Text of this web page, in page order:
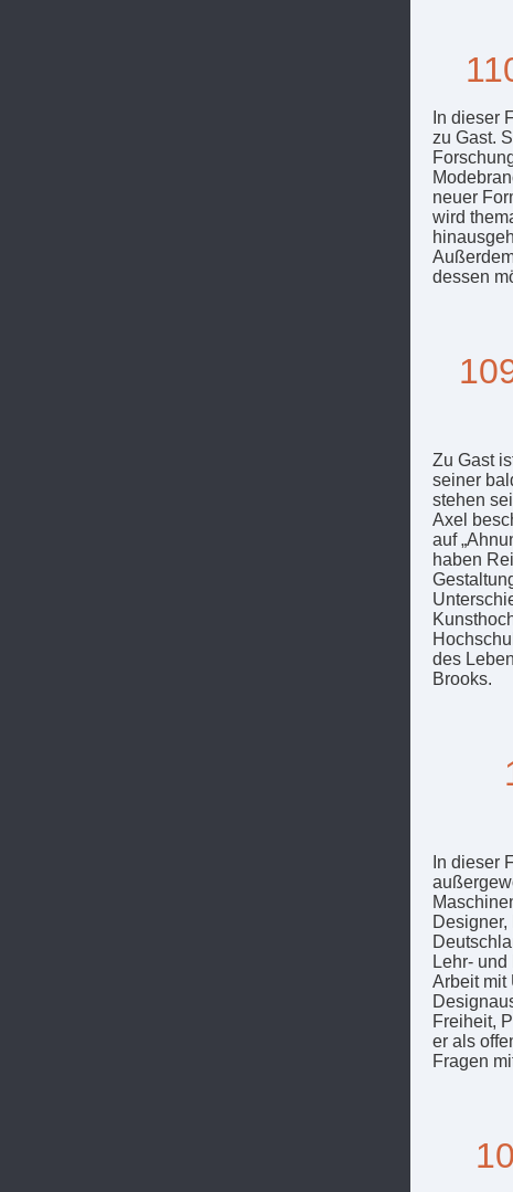
In dieser
zu Gast.
neuer
wird
dessen
Zu Gast
seiner
stehen
Axel
auf
haben
des
Brooks.
In dieser
Lehr-
Arbeit mit
Freiheit,
er als
Fragen